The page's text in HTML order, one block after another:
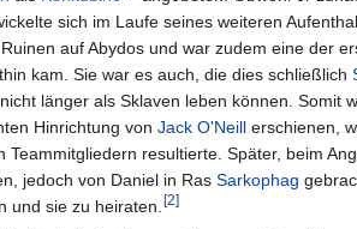
sich im Laufe seines weiteren
auf Abydos und war zudem eine der
kam. Sie war es auch, die dies schließlich
länger als Sklaven leben können. Somit
Hinrichtung von Jack O'Neill erschienen,
Teammitgliedern resultierte. Später, beim
jedoch von Daniel in Ras Sarkophag
und sie zu heiraten. [2]